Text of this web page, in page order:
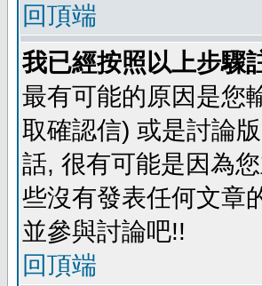
回頂端
我已經按照以上步驟
最有可能的原因是您
取確認信) 或是討論
話, 很有可能是因為
些沒有發表任何文章
並參與討論吧!!
回頂端